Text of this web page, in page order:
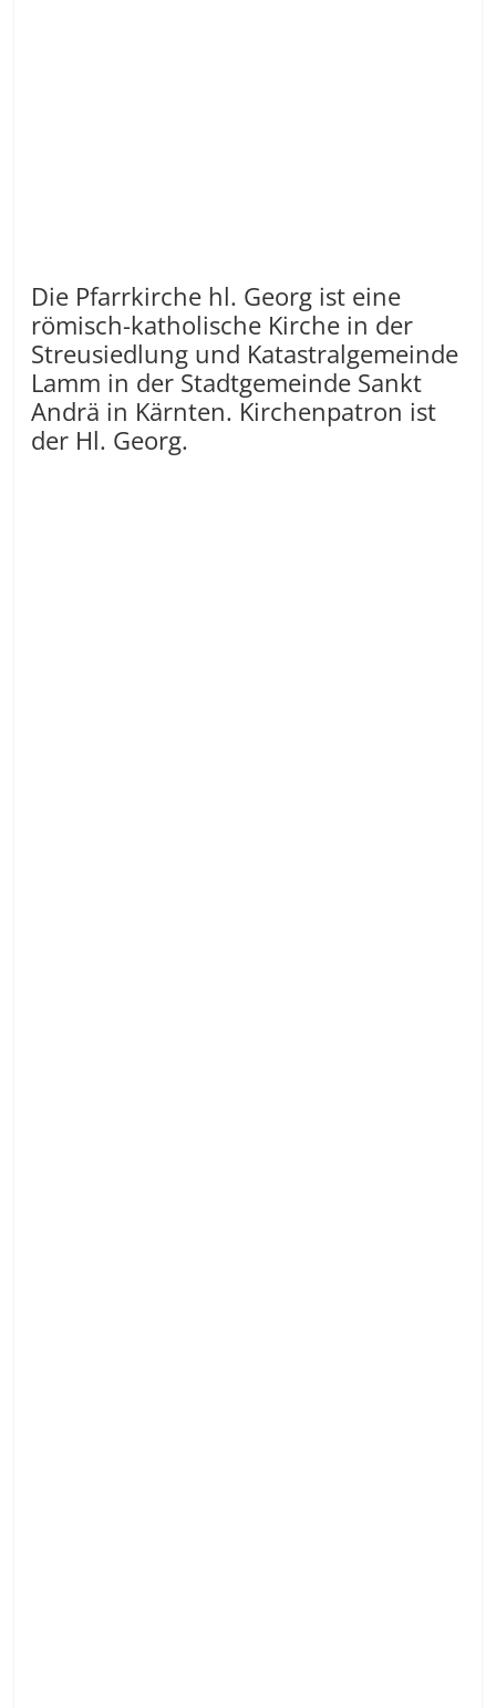
Die Pfarrkirche hl. Georg ist eine
römisch-katholische Kirche in der
Streusiedlung und Katastralgemeinde
Lamm in der Stadtgemeinde Sankt
Andrä in Kärnten. Kirchenpatron ist
der Hl. Georg.